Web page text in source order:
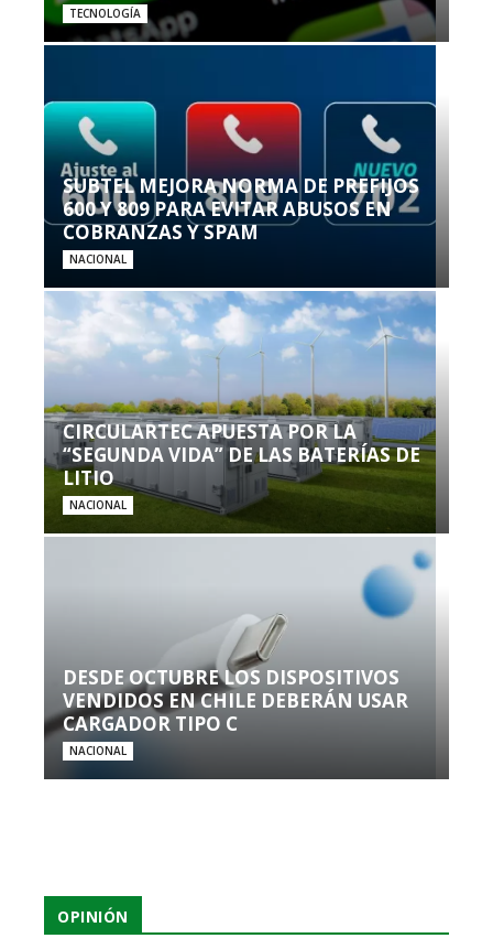
TECNOLOGÍA
SUBTEL MEJORA NORMA DE PREFIJOS
600 Y 809 PARA EVITAR ABUSOS EN
COBRANZAS Y SPAM
NACIONAL
CIRCULARTEC APUESTA POR LA
“SEGUNDA VIDA” DE LAS BATERÍAS DE
LITIO
NACIONAL
DESDE OCTUBRE LOS DISPOSITIVOS
VENDIDOS EN CHILE DEBERÁN USAR
CARGADOR TIPO C
NACIONAL
OPINIÓN